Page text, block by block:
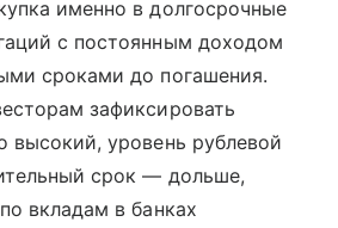
именно в долгосрочные
с постоянным доходом
сроками до погашения.
зафиксировать
высокий, уровень рублевой
срок — дольше,
вкладам в банках